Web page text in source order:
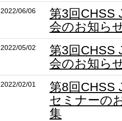
2022/06/06
第3回CHSS
会のお知ら
2022/05/02
第3回CHSS
会のお知ら
2022/02/01
第8回CHSS
セミナーの
集